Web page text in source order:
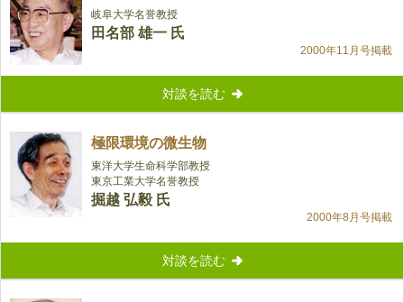
岐阜大学名誉教授
田名部 雄一 氏
2000年11月号掲載
対談を読む
極限環境の微生物
東洋大学生命科学部教授
東京工業大学名誉教授
掘越 弘毅 氏
2000年8月号掲載
対談を読む